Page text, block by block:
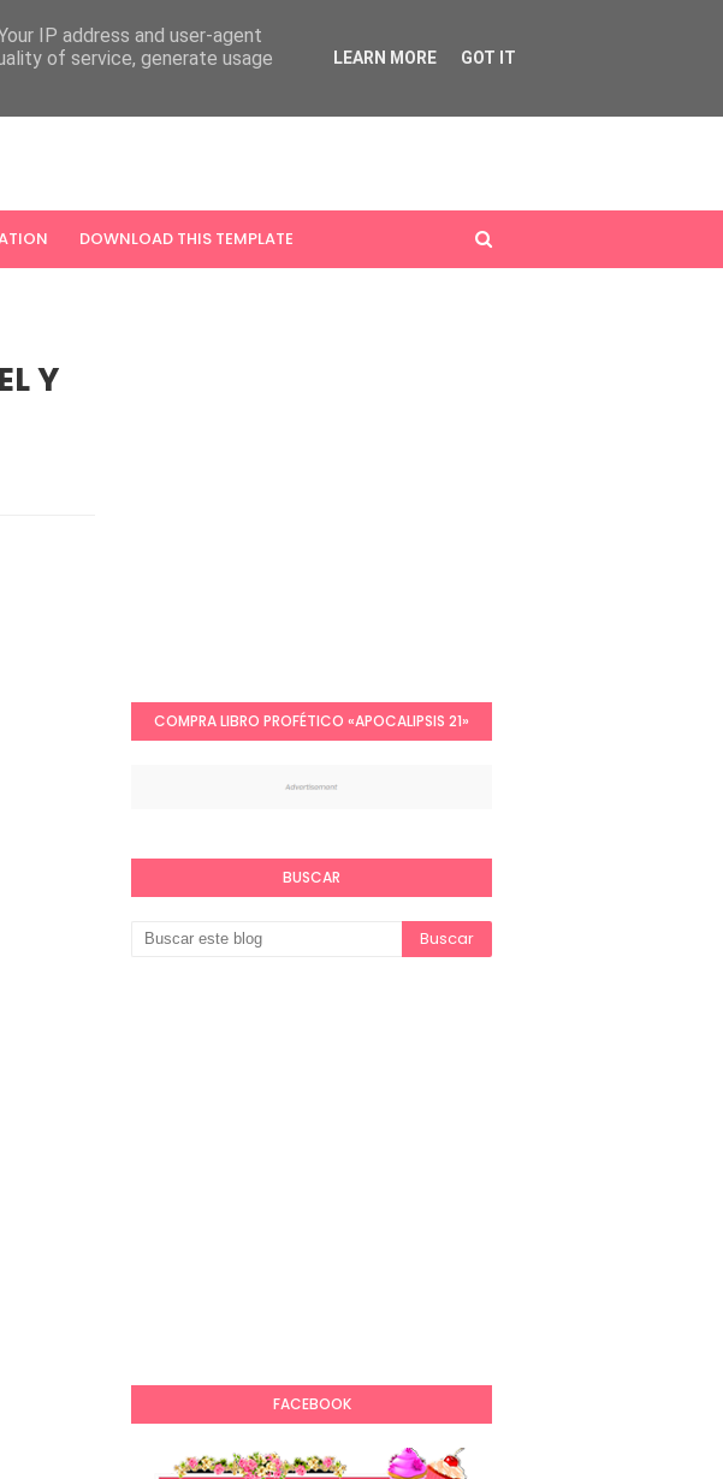
DOWNLOAD THIS TEMPLATE
Y
COMPRA LIBRO PROFÉTICO «APOCALIPSIS 21»
BUSCAR
FACEBOOK
IP address and user-agent
of service, generate usage
LEARN MORE GOT IT